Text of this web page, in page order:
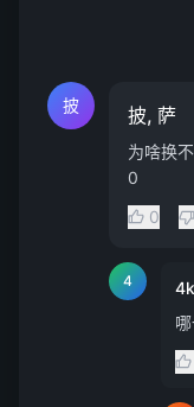
披 披, 萨
为啥换
0
0
4